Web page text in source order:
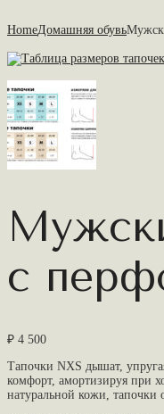
HomeДомашняя обувь
с
₽ 4 500
Тапочки NXS дышат,
комфорт, амортизируя при
натуральной кожи, тапочки